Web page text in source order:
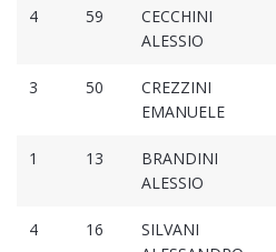
4 59
CECCHINI
ALESSIO
3 50
CREZZINI
EMANUELE
1 13
BRANDINI
ALESSIO
4 16
SILVANI